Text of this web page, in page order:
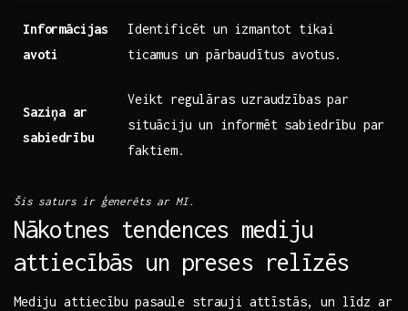
Informācijas​
avoti
Identificēt⁤ un izmantot ⁣tikai
ticamus ⁣un pārbaudītus avotus.
Saziņa ar
sabiedrību
Veikt regulāras ⁣uzraudzības par⁣
situāciju un‍ informēt sabiedrību par
faktiem.
Šis saturs ir ģenerēts ar MI.
Nākotnes tendences mediju
attiecībās un preses relīzēs
Mediju attiecību pasaule strauji attīstās, un līdz ar